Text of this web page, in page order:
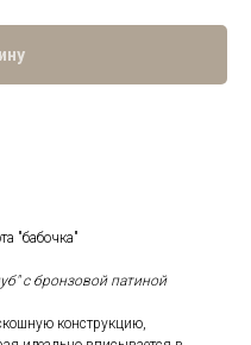
"бабочка"
c бронзовой патиной
конструкцию,